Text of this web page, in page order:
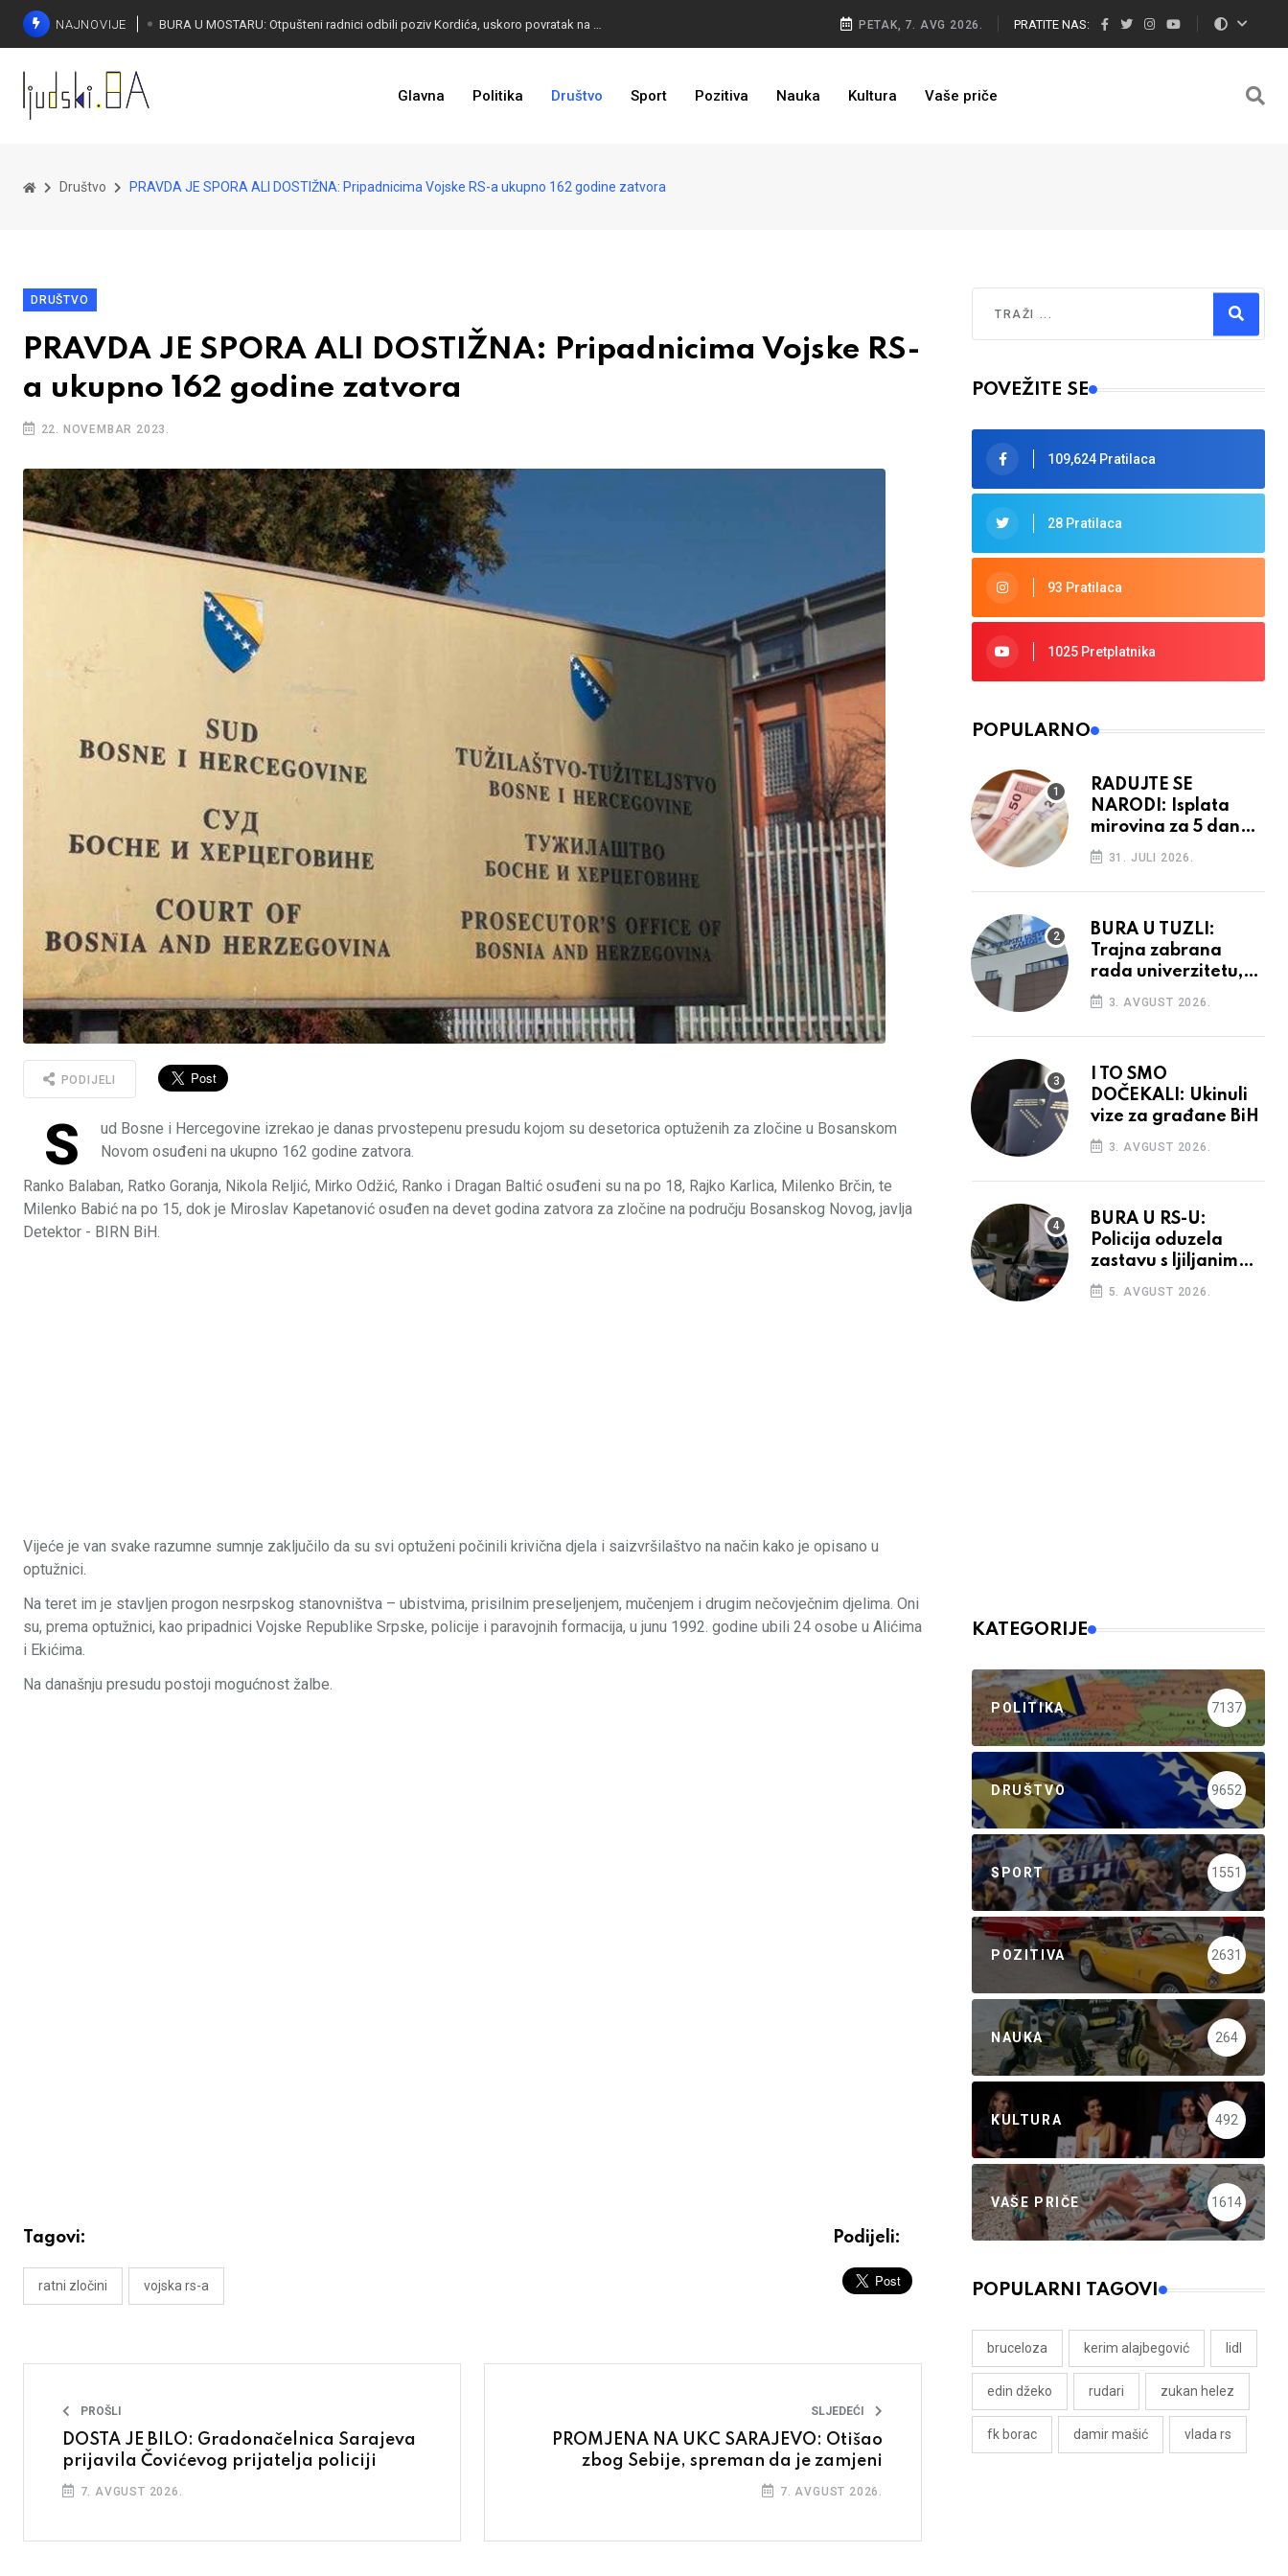
NAJNOVIJE PETAK, 7. AVG 2026. PRATITE NAS:
Glavna Politika Društvo Sport Pozitiva Nauka Kultura Vaše priče
Društvo PRAVDA JE SPORA ALI DOSTIŽNA: Pripadnicima Vojske RS-a ukupno 162 godine zatvora
DRUŠTVO
PRAVDA JE SPORA ALI DOSTIŽNA: Pripadnicima Vojske RS-
a ukupno 162 godine zatvora
22. NOVEMBAR 2023.
PODIJELI
S
ud Bosne i Hercegovine izrekao je danas prvostepenu presudu kojom su desetorica optuženih za zločine u Bosanskom
Novom osuđeni na ukupno 162 godine zatvora.
Ranko Balaban, Ratko Goranja, Nikola Reljić, Mirko Odžić, Ranko i Dragan Baltić osuđeni su na po 18, Rajko Karlica, Milenko Brčin, te
Milenko Babić na po 15, dok je Miroslav Kapetanović osuđen na devet godina zatvora za zločine na području Bosanskog Novog, javlja
Detektor - BIRN BiH.
Vijeće je van svake razumne sumnje zaključilo da su svi optuženi počinili krivična djela i saizvršilaštvo na način kako je opisano u
optužnici.
Na teret im je stavljen progon nesrpskog stanovništva – ubistvima, prisilnim preseljenjem, mučenjem i drugim nečovječnim djelima. Oni
su, prema optužnici, kao pripadnici Vojske Republike Srpske, policije i paravojnih formacija, u junu 1992. godine ubili 24 osobe u Alićima
i Ekićima.
Na današnju presudu postoji mogućnost žalbe.
Tagovi:
ratni zločini vojska rs-a
Podijeli:
PROŠLI
DOSTA JE BILO: Gradonačelnica Sarajeva
prijavila Čovićevog prijatelja policiji
7. AVGUST 2026.
SLJEDEĆI
PROMJENA NA UKC SARAJEVO: Otišao
zbog Sebije, spreman da je zamjeni
7. AVGUST 2026.
Type 2 or more characters for results.
POVEŽITE SE
109,624 Pratilaca
28 Pratilaca
93 Pratilaca
1025 Pretplatnika
POPULARNO
RADUJTE SE
NARODI: Isplata
mirovina za 5 dana,
retroaktivna
povećanja
31. JULI 2026.
BURA U TUZLI:
Trajna zabrana
rada univerzitetu,
provedba sudskih
odluka
3. AVGUST 2026.
I TO SMO
DOČEKALI: Ukinuli
vize za građane BiH
3. AVGUST 2026.
BURA U RS-U:
Policija oduzela
zastavu s ljiljanima,
uručila prekršajni
nalog
5. AVGUST 2026.
KATEGORIJE
POLITIKA 7137
DRUŠTVO 9652
SPORT 1551
POZITIVA 2631
NAUKA 264
KULTURA 492
VAŠE PRIČE 1614
POPULARNI TAGOVI
bruceloza kerim alajbegović lidl
edin džeko rudari zukan helez
fk borac damir mašić vlada rs